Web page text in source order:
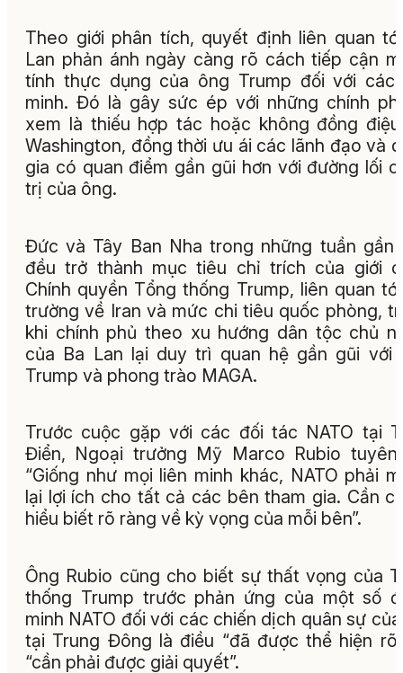
Theo giới phân tích, quyết định liên quan
Lan phản ánh ngày càng rõ cách tiếp cận
tính thực dụng của ông Trump đối với các
minh. Đó là gây sức ép với những chính
xem là thiếu hợp tác hoặc không đồng
Washington, đồng thời ưu ái các lãnh đạo và
gia có quan điểm gần gũi hơn với đường lối
trị của ông.
Đức và Tây Ban Nha trong những tuần gần
đều trở thành mục tiêu chỉ trích của giới
Chính quyền Tổng thống Trump, liên quan
trường về Iran và mức chi tiêu quốc phòng,
khi chính phủ theo xu hướng dân tộc chủ
của Ba Lan lại duy trì quan hệ gần gũi với
Trump và phong trào MAGA.
Trước cuộc gặp với các đối tác NATO tại
Điển, Ngoại trưởng Mỹ Marco Rubio tuyên
“Giống như mọi liên minh khác, NATO phải
lại lợi ích cho tất cả các bên tham gia. Cần
hiểu biết rõ ràng về kỳ vọng của mỗi bên”.
Ông Rubio cũng cho biết sự thất vọng của
thống Trump trước phản ứng của một số
minh NATO đối với các chiến dịch quân sự
tại Trung Đông là điều “đã được thể hiện
“cần phải được giải quyết”.